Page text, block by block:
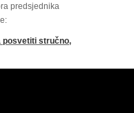
predsjednika
posvetiti stručno,